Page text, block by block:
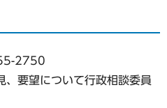
2750
、要望について行政相談委員